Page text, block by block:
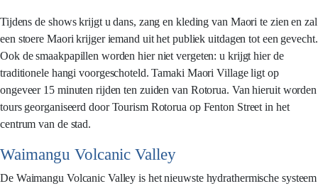
Tijdens de shows krijgt u dans, zang en kleding van Maori te zien en zal
een stoere Maori krijger iemand uit het publiek uitdagen tot een gevecht.
Ook de smaakpapillen worden hier niet vergeten: u krijgt hier de
traditionele hangi voorgeschoteld. Tamaki Maori Village ligt op
ongeveer 15 minuten rijden ten zuiden van Rotorua. Van hieruit worden
tours georganiseerd door Tourism Rotorua op Fenton Street in het
centrum van de stad.
Waimangu Volcanic Valley
De Waimangu Volcanic Valley is het nieuwste hydrathermische systeem